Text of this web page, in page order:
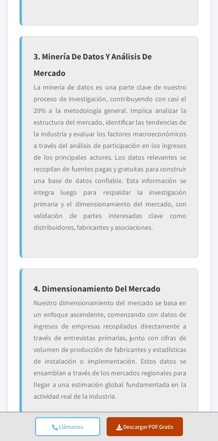
Llámanos Descargar PDF Gratis
3. Minería De Datos Y Análisis De
Mercado
La minería de datos es una parte clave de nuestro
proceso de investigación, contribuyendo con casi el
20% a la metodología general. Implica analizar la
estructura del mercado, identificar las tendencias de
la industria y evaluar los factores macroeconómicos
a través del análisis de participación en los ingresos
de los principales actores. Los datos relevantes se
recopilan de fuentes pagas y gratuitas para construir
una base de datos confiable. Esta información se
integra luego para respaldar la investigación
primaria y el dimensionamiento del mercado, con
validación de partes interesadas clave como
distribuidores, fabricantes y asociaciones.
4. Dimensionamiento Del Mercado
Nuestro dimensionamiento del mercado se basa en
un enfoque ascendente, comenzando con datos de
ingresos de empresas recopilados directamente a
través de entrevistas primarias, junto con cifras de
volumen de producción de fabricantes y estadísticas
de instalación o implementación. Estos datos se
ensamblan a través de los mercados regionales para
llegar a una estimación global fundamentada en la
actividad real de la industria.